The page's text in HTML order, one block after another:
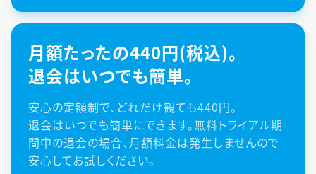
月額たったの440円(税込)。
退会はいつでも簡単。
安心の定額制で、どれだけ観ても440円。
退会はいつでも簡単にできます。無料トライアル期
間中の退会の場合、月額料金は発生しませんので
安心してお試しください。